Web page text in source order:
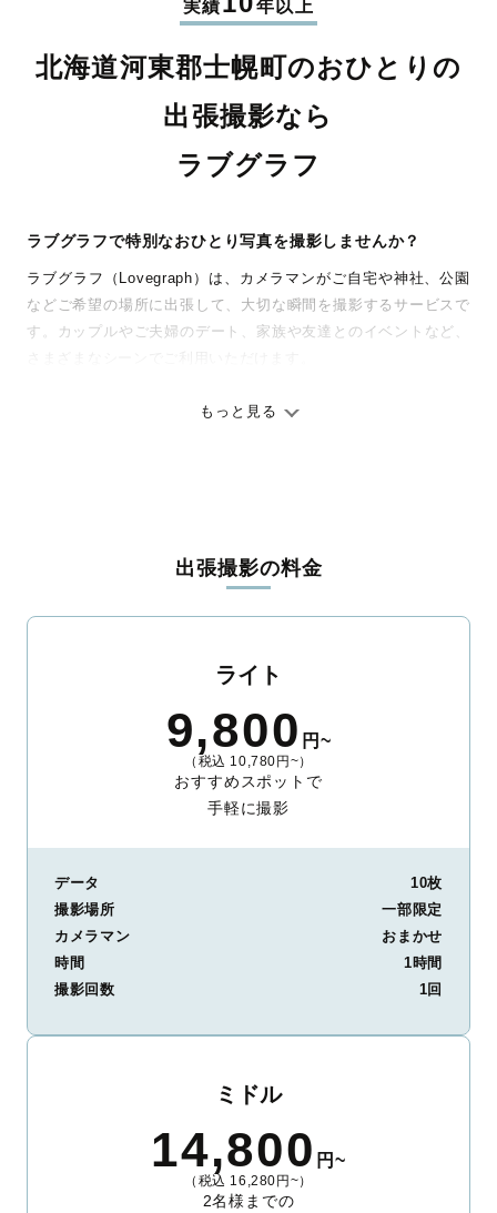
実績 年以上
北海道河東郡士幌町のおひとりの
出張撮影なら
ラブグラフ
ラブグラフで特別なおひとり写真を撮影しませんか？
ラブグラフ（Lovegraph）は、カメラマンがご自宅や神社、公園
などご希望の場所に出張して、大切な瞬間を撮影するサービスで
す。カップルやご夫婦のデート、家族や友達とのイベントなど、
ありのままの空気感を大切に、何十年経っても見返したくなるよ
ィを身につけたプロのカメラマンが全国47都道府県に在籍してい
ます。創業10年のノウハウを活かし、思い出に残る素敵な撮影体
験をお届けします。
整。自然な雰囲気を残しつつも、おしゃれで洗練された仕上がり
に。きっと「こんな写真を撮ってほしかった！」と思える一枚に
出会えます。まずは、ラブグラフの撮影事例
もっと見る
出張撮影の料金
ライト
9,800 円~
（税込 10,780円~）
おすすめスポットで
手軽に撮影
データ
10枚
撮影場所
一部限定
カメラマン
おまかせ
時間
1時間
撮影回数
1回
ミドル
14,800 円~
（税込 16,280円~）
2名様までの